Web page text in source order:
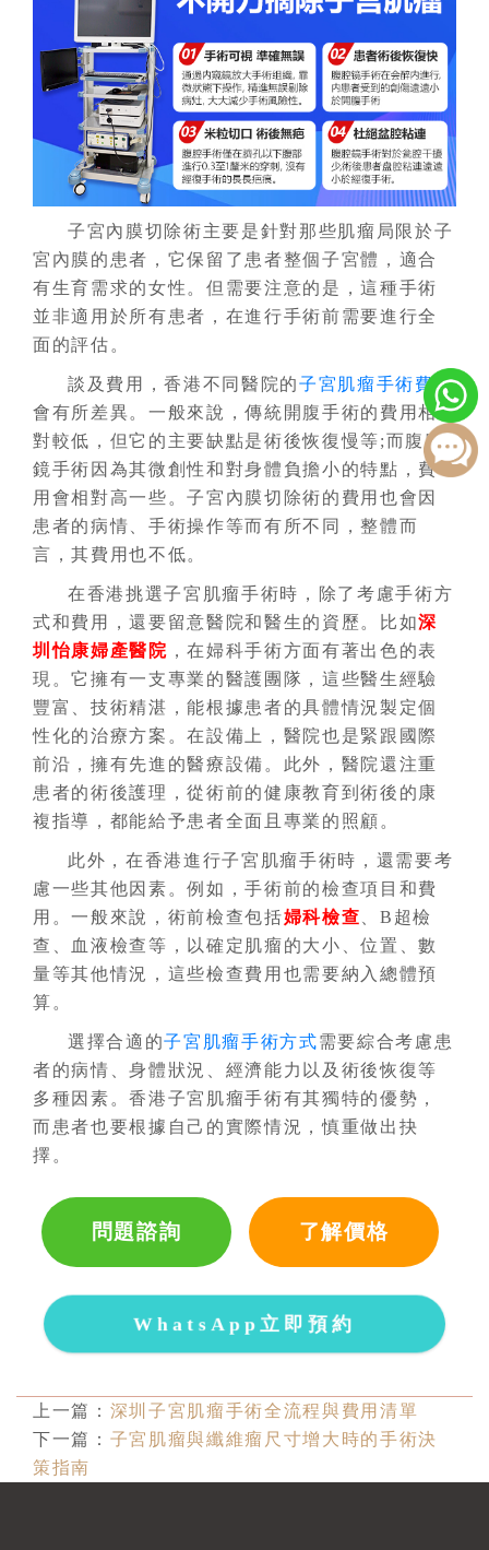
子宮內膜切除術主要是針對那些肌瘤局限於子
宮內膜的患者，它保留了患者整個子宮體，適合
有生育需求的女性。但需要注意的是，這種手術
並非適用於所有患者，在進行手術前需要進行全
面的評估。
談及費用，香港不同醫院的子宮肌瘤手術費用
會有所差異。一般來說，傳統開腹手術的費用相
對較低，但它的主要缺點是術後恢復慢等;而腹腔
鏡手術因為其微創性和對身體負擔小的特點，費
用會相對高一些。子宮內膜切除術的費用也會因
患者的病情、手術操作等而有所不同，整體而
言，其費用也不低。
在香港挑選子宮肌瘤手術時，除了考慮手術方
式和費用，還要留意醫院和醫生的資歷。比如深
圳怡康婦產醫院 ，在婦科手術方面有著出色的表
現。它擁有一支專業的醫護團隊，這些醫生經驗
豐富、技術精湛，能根據患者的具體情況製定個
性化的治療方案。在設備上，醫院也是緊跟國際
前沿，擁有先進的醫療設備。此外，醫院還注重
患者的術後護理，從術前的健康教育到術後的康
複指導，都能給予患者全面且專業的照顧。
此外，在香港進行子宮肌瘤手術時，還需要考
慮一些其他因素。例如，手術前的檢查項目和費
用。一般來說，術前檢查包括婦科檢查 、B超檢
查、血液檢查等，以確定肌瘤的大小、位置、數
量等其他情況，這些檢查費用也需要納入總體預
算。
選擇合適的子宮肌瘤手術方式需要綜合考慮患
者的病情、身體狀況、經濟能力以及術後恢復等
多種因素。香港子宮肌瘤手術有其獨特的優勢，
而患者也要根據自己的實際情況，慎重做出抉
擇。
問題諮詢 了解價格
WhatsApp立即預約
上一篇： 深圳子宮肌瘤手術全流程與費用清單
下一篇： 子宮肌瘤與纖維瘤尺寸增大時的手術決
策指南